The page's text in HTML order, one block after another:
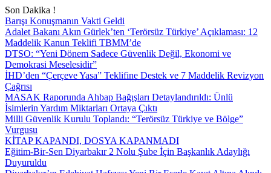
Son Dakika !
Barışı Konuşmanın Vakti Geldi
Adalet Bakanı Akın Gürlek’ten ‘Terörsüz Türkiye’ Açıklaması: 12
Maddelik Kanun Teklifi TBMM’de
DTSO: “Yeni Dönem Sadece Güvenlik Değil, Ekonomi ve
Demokrasi Meselesidir”
İHD’den “Çerçeve Yasa” Teklifine Destek ve 7 Maddelik Revizyon
Çağrısı
MASAK Raporunda Ahbap Bağışları Detaylandırıldı: Ünlü
İsimlerin Yardım Miktarları Ortaya Çıktı
Milli Güvenlik Kurulu Toplandı: “Terörsüz Türkiye ve Bölge”
Vurgusu
KİTAP KAPANDI, DOSYA KAPANMADI
Eğitim-Bir-Sen Diyarbakır 2 Nolu Şube İçin Başkanlık Adaylığı
Duyuruldu